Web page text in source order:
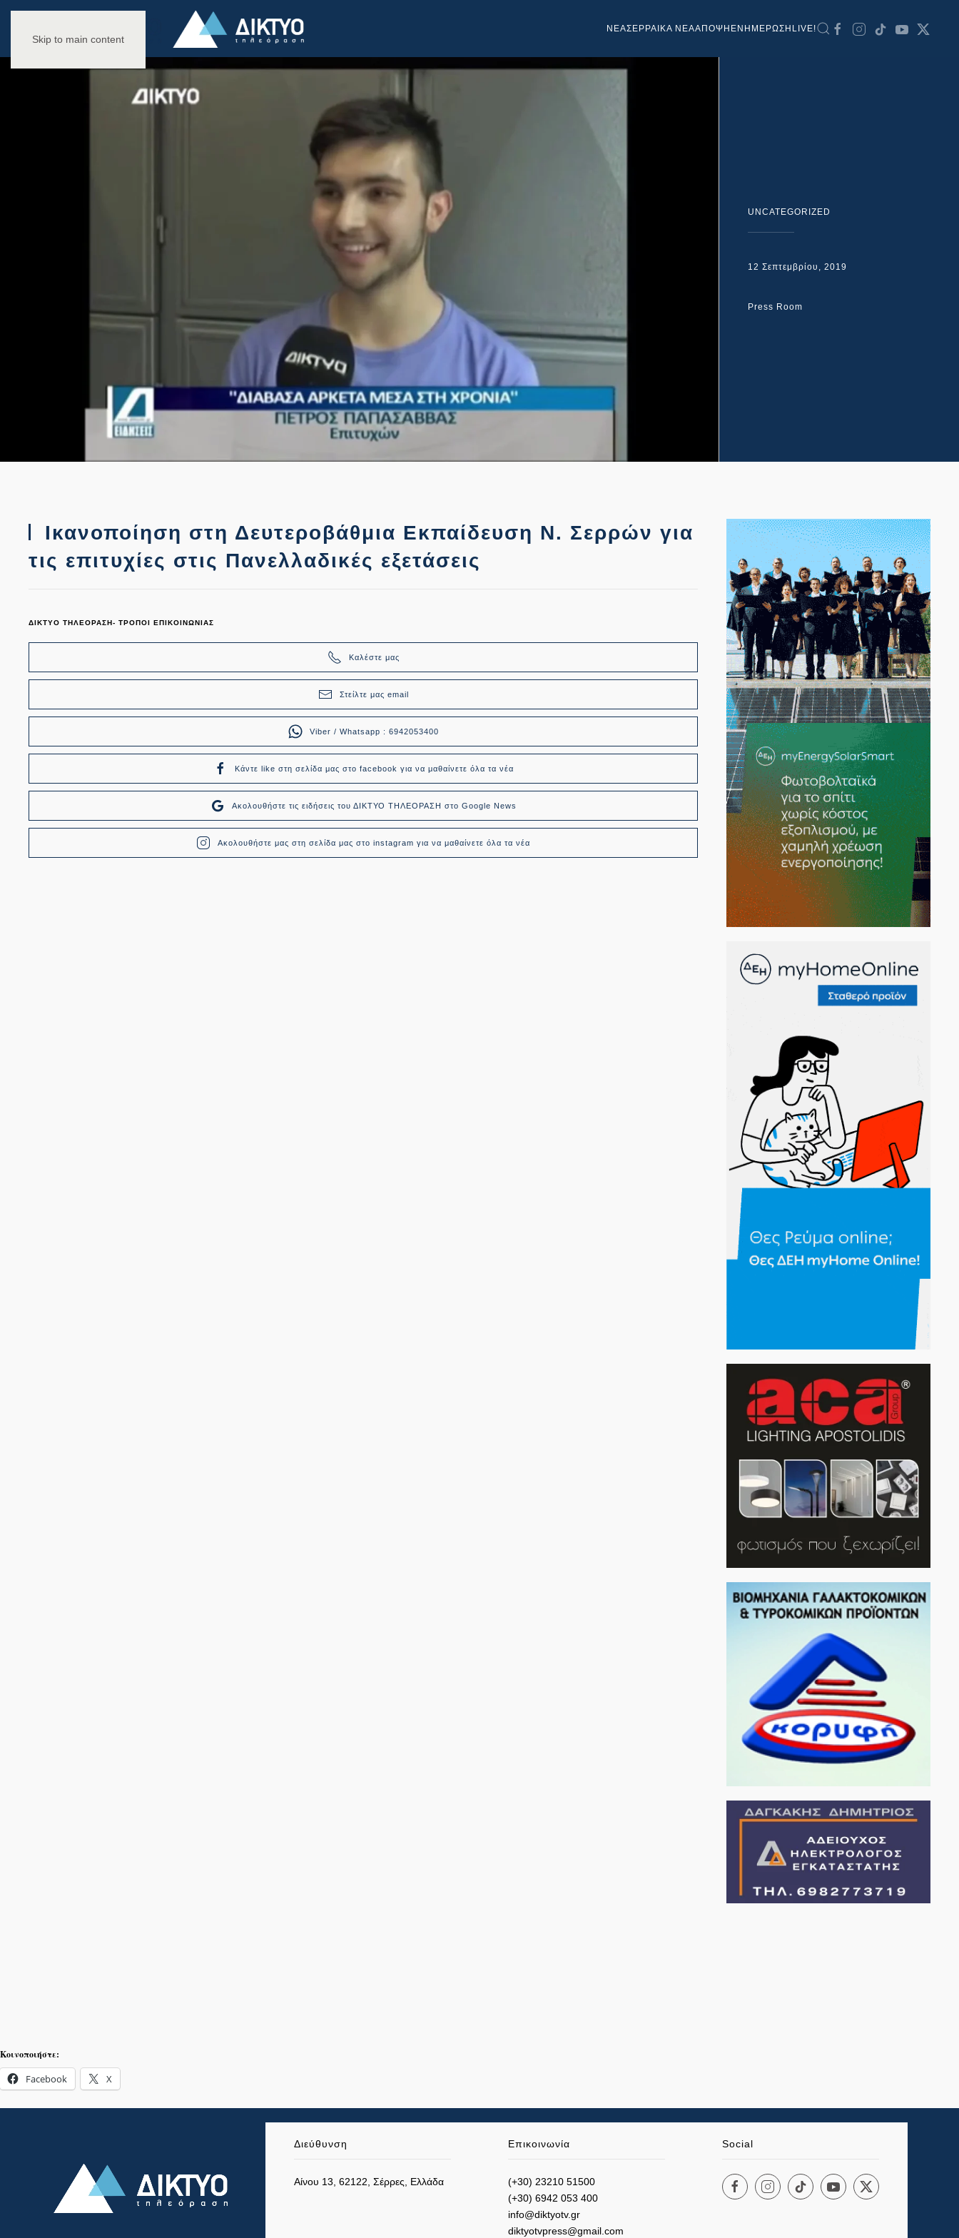
Skip to main content
NEAΣΕΡΡΑΙΚΑ ΝΕΑΑΠΟΨΗ ΕΝΗΜΕΡΩΣΗ LIVE!
UNCATEGORIZED
12 Σεπτεμβρίου, 2019
Press Room
Ικανοποίηση στη Δευτεροβάθμια Εκπαίδευση Ν. Σερρών για
τις επιτυχίες στις Πανελλαδικές εξετάσεις
ΔΙΚΤΥΟ ΤΗΛΕΟΡΑΣΗ- ΤΡΟΠΟΙ ΕΠΙΚΟΙΝΩΝΙΑΣ
Καλέστε μας
Στείλτε μας email
Viber / Whatsapp : 6942053400
Κάντε like στη σελίδα μας στο facebook για να μαθαίνετε όλα τα νέα
Ακολουθήστε τις ειδήσεις του ΔΙΚΤΥΟ ΤΗΛΕΟΡΑΣΗ στο Google News
Ακολουθήστε μας στη σελίδα μας στο instagram για να μαθαίνετε όλα τα νέα
Κοινοποιήστε:
Facebook X
Διεύθυνση
Αίνου 13, 62122, Σέρρες, Ελλάδα
Επικοινωνία
(+30) 23210 51500
(+30) 6942 053 400
info@diktyotv.gr
diktyotvpress@gmail.com
Social